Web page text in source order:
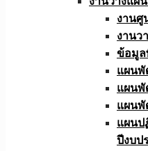
งานศู
งานว
ข้อมูล
แผนพั
แผนพั
แผนพั
แผนป
ปีงบป